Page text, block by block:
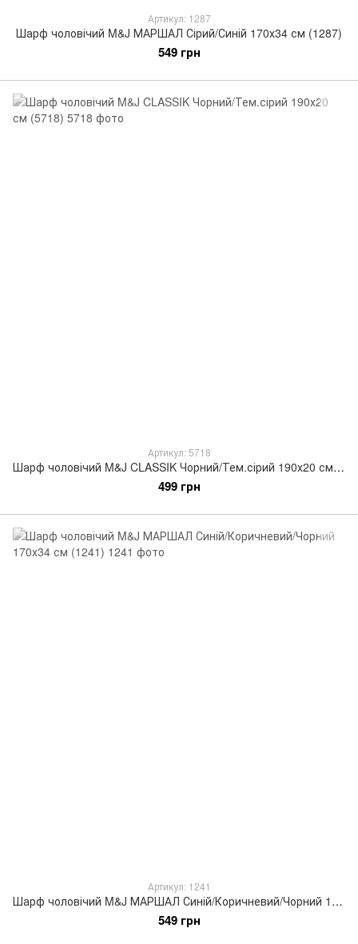
Артикул: 1287
Шарф чоловічий M&J МАРШАЛ Сірий/Синій 170х34 см (1287)
549 грн
Артикул: 5718
Шарф чоловічий M&J CLASSIK Чорний/Тем.сірий 190х20 см (5718)
499 грн
Артикул: 1241
Шарф чоловічий M&J МАРШАЛ Синій/Коричневий/Чорний 170х34 см (1241)
549 грн